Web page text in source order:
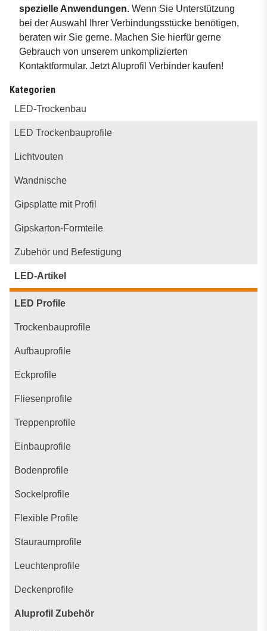
spezielle Anwendungen. Wenn Sie Unterstützung
bei der Auswahl Ihrer Verbindungsstücke benötigen,
beraten wir Sie gerne. Machen Sie hierfür gerne
Gebrauch von unserem unkomplizierten
Kontaktformular. Jetzt Aluprofil Verbinder kaufen!
Kategorien
LED-Trockenbau
LED Trockenbauprofile
Lichtvouten
Wandnische
Gipsplatte mit Profil
Gipskarton-Formteile
Zubehör und Befestigung
LED-Artikel
LED Profile
Trockenbauprofile
Aufbauprofile
Eckprofile
Fliesenprofile
Treppenprofile
Einbauprofile
Bodenprofile
Sockelprofile
Flexible Profile
Stauraumprofile
Leuchtenprofile
Deckenprofile
Aluprofil Zubehör